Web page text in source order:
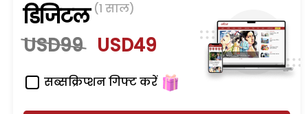
डिजिटल (1 साल)
USD99 USD49
सब्सक्रिप्शन गिफ्ट करें